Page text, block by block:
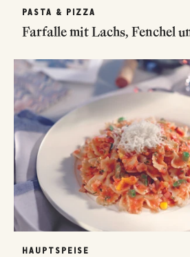
PASTA & PIZZA
Farfalle mit Lachs, Fenchel
HAUPTSPEISE